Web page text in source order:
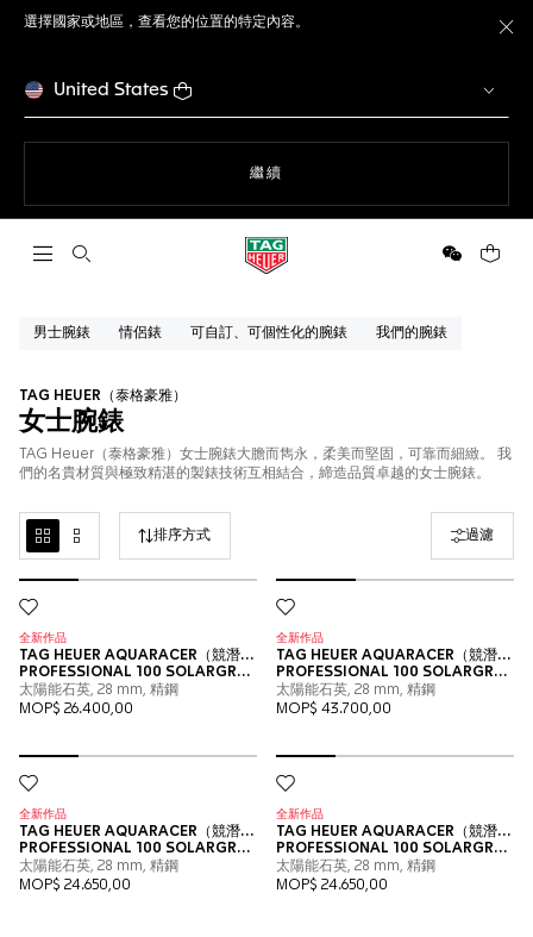
選擇國家或地區，查看您的位置的特定內容。
United States
繼續
開啟搜尋 微信 您的